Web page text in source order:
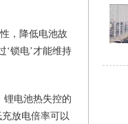
，降低电池故
‘锁电’才能维持
锂电池热失控的
放电倍率可以